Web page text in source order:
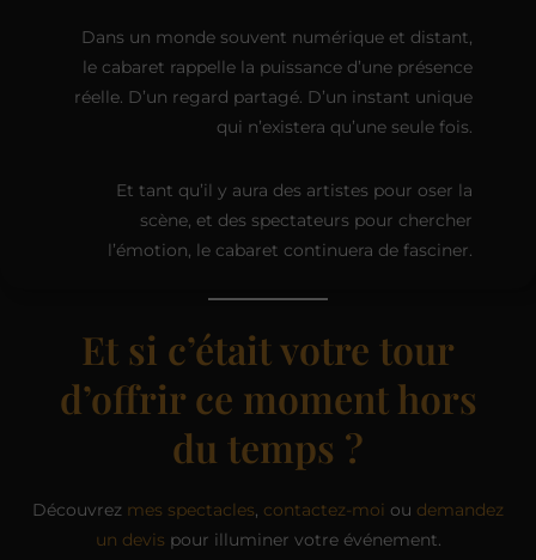
Dans un monde souvent numérique et distant,
le cabaret rappelle la puissance d’une présence
réelle. D’un regard partagé. D’un instant unique
qui n’existera qu’une seule fois.
Et tant qu’il y aura des artistes pour oser la
scène, et des spectateurs pour chercher
l’émotion, le cabaret continuera de fasciner.
Et si c’était votre tour
d’offrir ce moment hors
du temps ?
Découvrez mes spectacles, contactez-moi ou demandez
un devis pour illuminer votre événement.